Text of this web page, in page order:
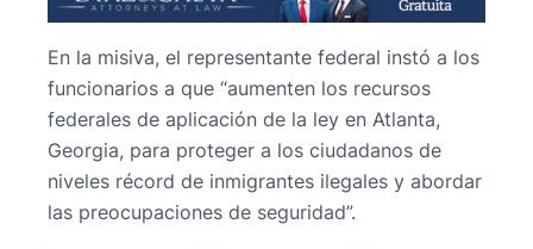
En la misiva, el representante federal instó a los
funcionarios a que “aumenten los recursos
federales de aplicación de la ley en Atlanta,
Georgia, para proteger a los ciudadanos de
niveles récord de inmigrantes ilegales y abordar
las preocupaciones de seguridad”.